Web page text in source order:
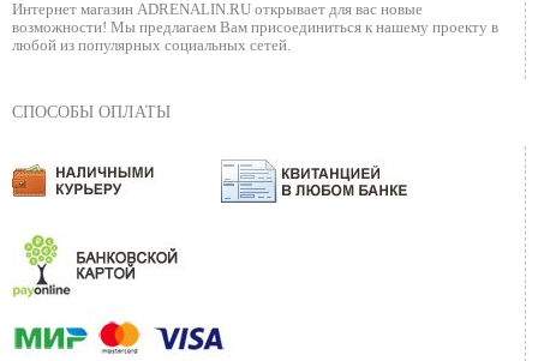
Интернет магазин ADRENALIN.RU открывает для вас новые
возможности! Мы предлагаем Вам присоединиться к нашему проекту в
любой из популярных социальных сетей.
СПОСОБЫ ОПЛАТЫ